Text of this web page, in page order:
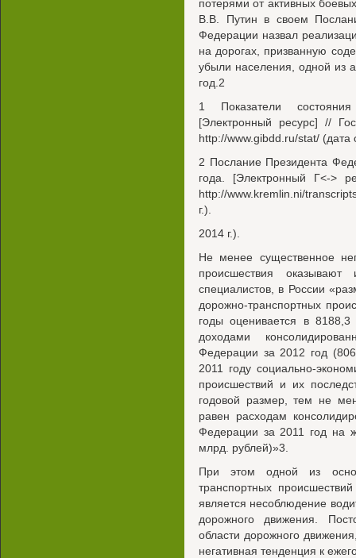
потерями от активных
В.В. Путин в своем
Федерации назвал
на дорогах, призванную
убыли населения, одной из
год.2
1 Показатели
[Электронный ресурс] //
http://www.gibdd.ru/stat/
2 Послание Президента
года. [Электронный Г<->
http://www.kremlin.ni/
г.).
2014 г.).
Не менее существенное
происшествия
специалистов, в России
дорожно-транспортных
годы оценивается в
доходами
Федерации за 2012 год
2011 году социально-
происшествий и их
годовой размер, тем не
равен расходам
Федерации за 2011 год на
млрд. рублей)»3.
При этом одной из
транспортных
является несоблюдение
дорожного движения.
области дорожного
негативная тенденция к